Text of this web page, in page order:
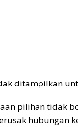
ditampilkan
pilihan tidak
hubungan